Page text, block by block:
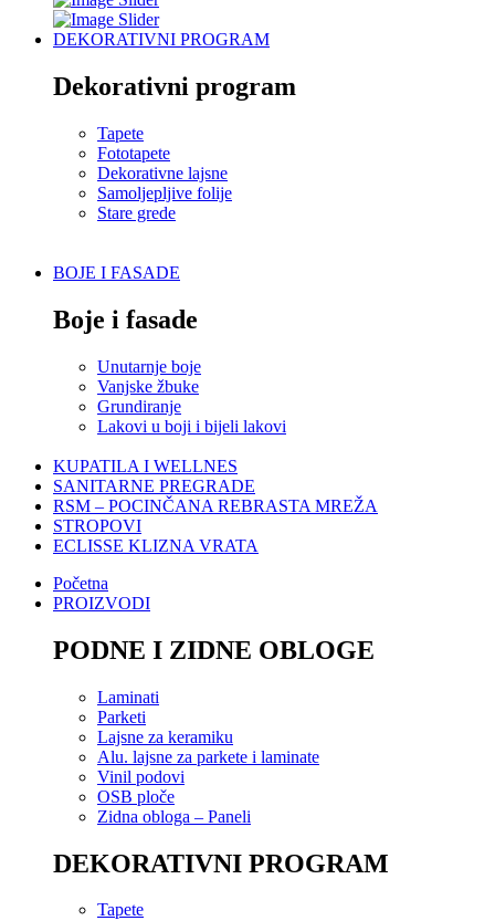
DEKORATIVNI PROGRAM
Dekorativni program
Tapete
Fototapete
Dekorativne lajsne
Samoljepljive folije
Stare grede
BOJE I FASADE
Boje i fasade
Unutarnje boje
Vanjske žbuke
Grundiranje
Lakovi u boji i bijeli lakovi
KUPATILA I WELLNES
SANITARNE PREGRADE
RSM – POCINČANA REBRASTA MREŽA
STROPOVI
ECLISSE KLIZNA VRATA
Početna
PROIZVODI
PODNE I ZIDNE OBLOGE
Laminati
Parketi
Lajsne za keramiku
Alu. lajsne za parkete i laminate
Vinil podovi
OSB ploče
Zidna obloga – Paneli
DEKORATIVNI PROGRAM
Tapete